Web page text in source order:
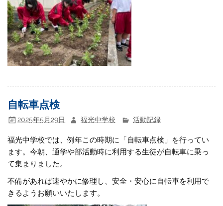
自転車点検
2025年5月29日 福光中学校 活動記録
福光中学校では、例年この時期に「自転車点検」を行ってい
ます。今朝、通学や部活動時に利用する生徒が自転車に乗っ
て集まりました。
不備があれば速やかに修理し、安全・安心に自転車を利用で
きるようお願いいたします。